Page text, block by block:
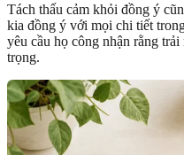
Tách thấu cảm khỏi đồng ý
kia đồng ý với mọi chi tiết
yêu cầu họ công nhận rằng
trọng.